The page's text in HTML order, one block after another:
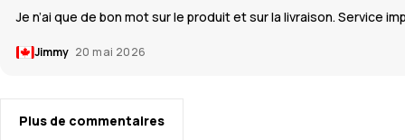
Je n’ai que de bon mot sur le produit et sur la livraison. Service
Jimmy 20 mai 2026
Plus de commentaires